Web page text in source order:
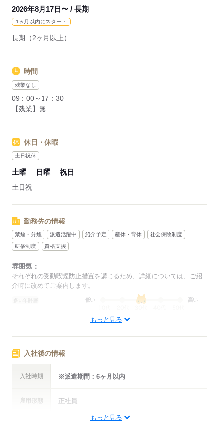
2026年8月17日〜 / 長期
1ヵ月以内にスタート
長期（2ヶ月以上）
時間
残業なし
09：00～17：30
【残業】無
休日・休暇
土日祝休
土曜 日曜 祝日
土日祝
勤務先の情報
禁煙・分煙 派遣活躍中 紹介予定 産休・育休
社会保険制度
研修制度
資格支援
雰囲気：
それぞれの受動喫煙防止措置を講じるため、詳細については、ご紹
介時に改めてご案内します。
低い 高い
ひとりで
職場の様子
配属先部署：
概要：
事業内容 システム保守会社
もっと見る
入社後の情報
入社時期 ※派遣期間：6ヶ月以内
雇用形態 正社員
もっと見る